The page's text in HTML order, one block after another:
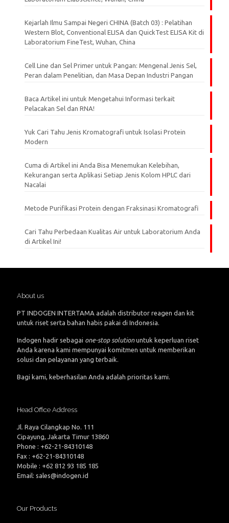
Kejarlah Ilmu Sampai Negeri CHINA (Batch 03) : Pelatihan
Western Blot, Conventional ELISA dan QuickTest ELISA Kit di
Laboratorium FineTest, Wuhan, China
Cell Line dan Sel Primer untuk Pangan: Mengenal Jenis Sel,
Peran dalam Penelitian, dan Masa Depan Industri Pangan
Baca Artikel ini untuk Mengetahui Informasi terkait
Pelacakan Sel dan RNA!
Yuk Cari Tahu Jenis Kromatografi untuk Isolasi Protein
Modern
Cuma di Artikel ini Anda Bisa Menemukan Kelebihan,
Kekurangan serta Aplikasi Setiap Jenis Kolom HPLC dari
Nacalai
Metode Purifikasi Protein dengan Fraksinasi Kromatografi
Cari Tahu Perbedaan Kualitas Air untuk Laboratorium Anda
di Artikel Ini!
About us
PT INDOGEN INTERTAMA adalah distributor reagen dan kit
untuk riset serta bahan habis pakai di Indonesia.
Indogen hadir sebagai one-stop solutionuntuk keperluan riset
Anda karena kami mempunyai komitmen untuk memberikan
solusi dan pelayanan yang terbaik.
Bagi kami, keberhasilan Anda adalah prioritas kami.
Head Office Address
Jl. Raya Cilangkap No. 111
Cipayung, Jakarta Timur 13860
Phone : +62-21-84310148
Fax : +62-21-84310148
Mobile : +62 812 93 185 185
Email: sales@indogen.id
Our Products